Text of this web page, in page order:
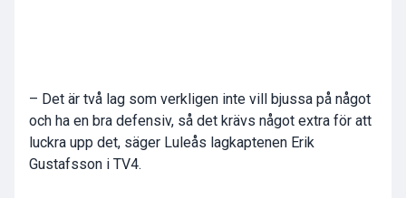
– Det är två lag som verkligen inte vill bjussa på något
och ha en bra defensiv, så det krävs något extra för att
luckra upp det, säger Luleås lagkaptenen Erik
Gustafsson i TV4.